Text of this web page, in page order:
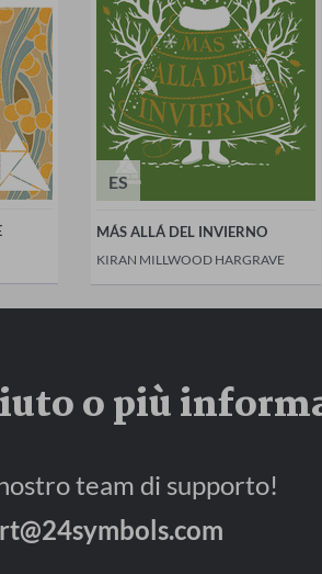
ES
MÁS ALLÁ DEL INVIERNO
KIRAN MILLWOOD HARGRAVE
o più
team di supporto!